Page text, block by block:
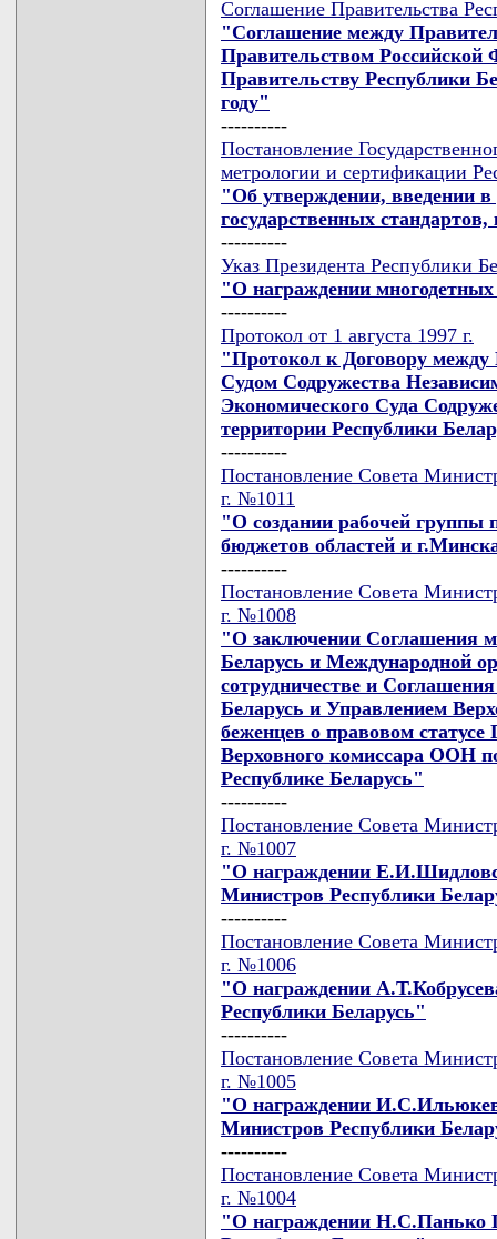
Соглашение Правительства
"Соглашение между
Правительством Российской
Правительству Республики
году"
----------
Постановление
метрологии и сертификации
"Об утверждении, введении в
государственных
----------
Указ Президента Республики
"О награждении
----------
Протокол от 1 августа 1997 г.
"Протокол к Договору между
Судом Содружества
Экономического Суда
территории Республики
----------
Постановление Совета
г. №1011
"О создании рабочей группы
бюджетов областей и
----------
Постановление Совета
г. №1008
"О заключении Соглашения
Беларусь и Международной
сотрудничестве и
Беларусь и Управлением
беженцев о правовом
Верховного комиссара ООН
Республике Беларусь"
----------
Постановление Совета
г. №1007
"О награждении
Министров Республики
----------
Постановление Совета
г. №1006
"О награждении
Республики Беларусь"
----------
Постановление Совета
г. №1005
"О награждении
Министров Республики
----------
Постановление Совета
г. №1004
"О награждении Н.С.Панько